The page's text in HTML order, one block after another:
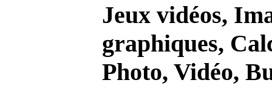
Jeux vidéos,
graphiques,
Photo, Vidéo,